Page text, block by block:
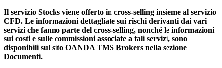
Il servizio Stocks viene offerto in cross-selling insieme al servizio
CFD. Le informazioni dettagliate sui rischi derivanti dai vari
servizi che fanno parte del cross-selling, nonché le informazioni
sui costi e sulle commissioni associate a tali servizi, sono
disponibili sul sito OANDA TMS Brokers nella sezione
Documenti.